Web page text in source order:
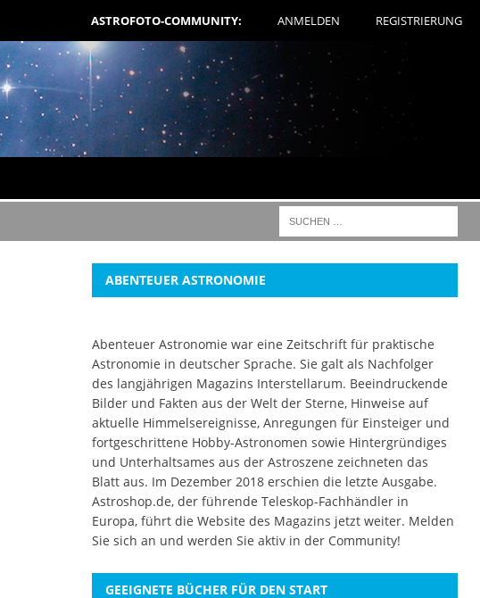
ASTROFOTO-COMMUNITY: ANMELDEN REGISTRIERUNG
ABENTEUER ASTRONOMIE
Abenteuer Astronomie war eine Zeitschrift für praktische
Astronomie in deutscher Sprache. Sie galt als Nachfolger
des langjährigen Magazins Interstellarum. Beeindruckende
Bilder und Fakten aus der Welt der Sterne, Hinweise auf
aktuelle Himmelsereignisse, Anregungen für Einsteiger und
fortgeschrittene Hobby-Astronomen sowie Hintergründiges
und Unterhaltsames aus der Astroszene zeichneten das
Blatt aus. Im Dezember 2018 erschien die letzte Ausgabe.
Astroshop.de, der führende Teleskop-Fachhändler in
Europa, führt die Website des Magazins jetzt weiter. Melden
Sie sich an und werden Sie aktiv in der Community!
GEEIGNETE BÜCHER FÜR DEN START